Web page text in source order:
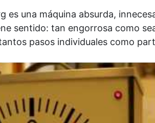
es una máquina absurda,
sentido: tan engorrosa como
pasos individuales como